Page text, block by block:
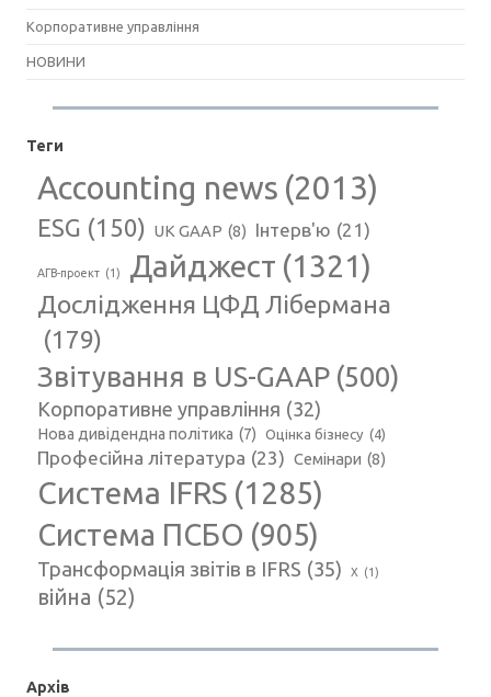
Корпоративне управління
НОВИНИ
Теги
Accounting news (2013)
ESG (150) UK GAAP (8) Інтерв'ю (21)
АГВ-проект (1) Дайджест (1321)
Дослідження ЦФД Лібермана
(179)
Звітування в US-GAAP (500)
Корпоративне управління (32)
Нова дивідендна політика (7) Оцінка бізнесу (4)
Професійна література (23) Семінари (8)
Система IFRS (1285)
Система ПСБО (905)
Трансформація звітів в IFRS (35) Х (1)
війна (52)
Архів